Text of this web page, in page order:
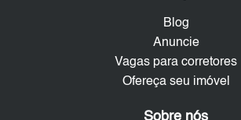
Blog
Anuncie
Vagas para corretores
Ofereça seu imóvel
Sobre nós